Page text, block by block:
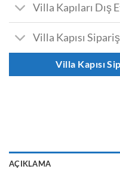
Villa Kapıları Dış
Villa Kapısı
Villa Kapısı
AÇIKLAMA